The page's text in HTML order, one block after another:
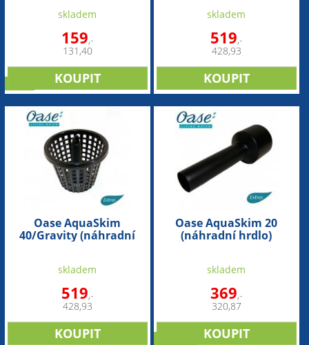
skladem
159,-
131,40
skladem
519,-
428,93
Oase AquaSkim
40/Gravity (náhradní
skladem
519,-
428,93
Oase AquaSkim 20
(náhradní hrdlo)
skladem
369,-
320,87